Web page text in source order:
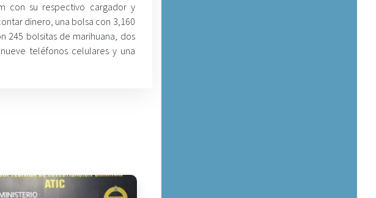
con su respectivo cargador y
dinero, una bolsa con 3,160
245 bolsitas de marihuana, dos
teléfonos celulares y una